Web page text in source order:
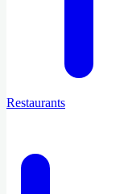
Restaurants